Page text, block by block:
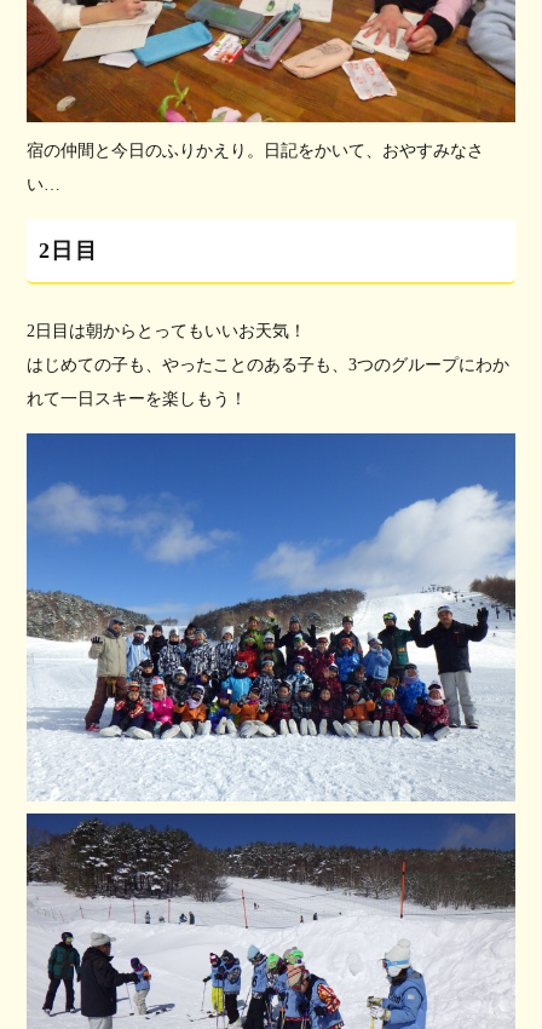
宿の仲間と今日のふりかえり。日記をかいて、おやすみなさ
い…
2日目
2日目は朝からとってもいいお天気！
はじめての子も、やったことのある子も、3つのグループにわか
れて一日スキーを楽しもう！